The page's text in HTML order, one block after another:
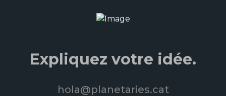
Expliquez votre idée.
hola@planetaries.cat